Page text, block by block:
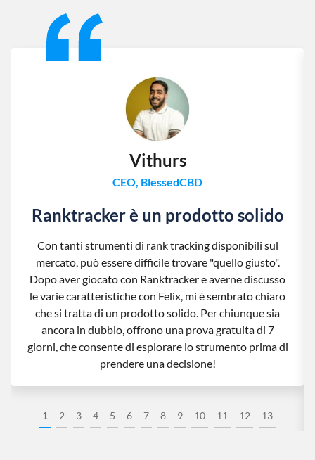
1 2 3 4 5 6 7 8 9 10 11 12 13
Vithurs
CEO, BlessedCBD
Ranktracker è un prodotto solido
Con tanti strumenti di rank tracking disponibili sul
mercato, può essere difficile trovare "quello giusto".
Dopo aver giocato con Ranktracker e averne discusso
le varie caratteristiche con Felix, mi è sembrato chiaro
che si tratta di un prodotto solido. Per chiunque sia
ancora in dubbio, offrono una prova gratuita di 7
giorni, che consente di esplorare lo strumento prima di
prendere una decisione!